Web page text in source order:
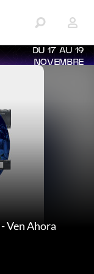
DU 17 AU 19
NOVEMBRE
-Ven Ahora